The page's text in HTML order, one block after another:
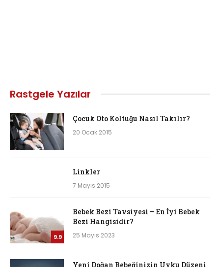
Rastgele Yazılar
Çocuk Oto Koltuğu Nasıl Takılır?
20 Ocak 2015
Linkler
7 Mayıs 2015
9.9
Bebek Bezi Tavsiyesi – En İyi Bebek
Bezi Hangisidir?
25 Mayıs 2023
Yeni Doğan Bebeğinizin Uyku Düzeni